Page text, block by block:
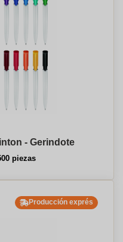
- Gerindote
piezas
Producción exprés